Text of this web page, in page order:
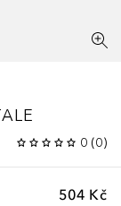
0 (0)
504 Kč